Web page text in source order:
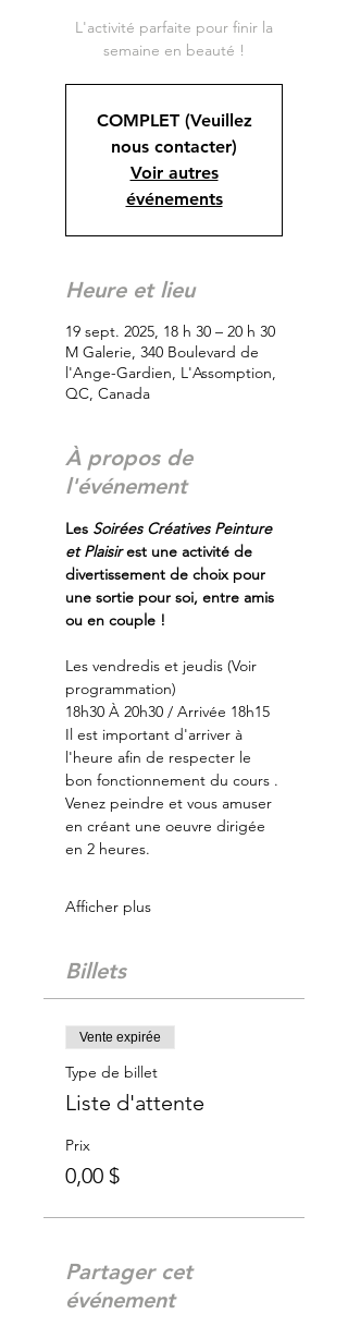
L'activité parfaite pour finir la
semaine en beauté !
COMPLET (Veuillez
nous contacter)
Voir autres
événements
Heure et lieu
19 sept. 2025, 18 h 30 – 20 h 30
M Galerie, 340 Boulevard de
l'Ange-Gardien, L'Assomption,
QC, Canada
À propos de
l'événement
Les Soirées Créatives Peinture
et Plaisir est une activité de
divertissement de choix pour
une sortie pour soi, entre amis
ou en couple !
Les vendredis et jeudis (Voir
programmation)
18h30 À 20h30 / Arrivée 18h15
Il est important d'arriver à
l'heure afin de respecter le
bon fonctionnement du cours .
Venez peindre et vous amuser
en créant une oeuvre dirigée
en 2 heures.
Afficher plus
Billets
Vente expirée
Type de billet
Liste d'attente
Prix
0,00 $
Partager cet
événement